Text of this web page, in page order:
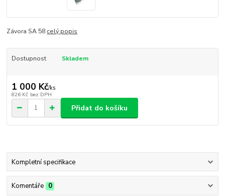
Závora SA 58 celý popis
Dostupnost Skladem
1 000 Kč/ks
826 Kč bez DPH
Přidat do košíku
Kompletní specifikace
Komentáře 0